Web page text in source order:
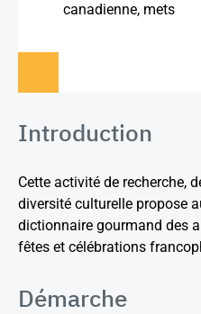
canadienne, mets
Introduction
Cette activité de recherche,
diversité culturelle propose
dictionnaire gourmand des
fêtes et célébrations
Démarche